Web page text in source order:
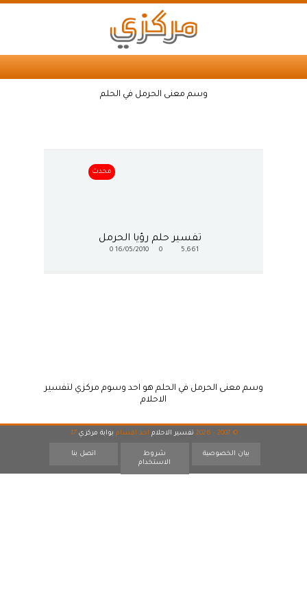
وسم معنى الحرمل في الحلم
محدث
تفسير حلم رؤيا الحرمل
5,661
16/05/2010
0
وسم معنى الحرمل في الحلم هو احد وسوم مركزي لتفسير
الاحلام
© 2007 - 2026 تفسير الاحلام احد اقسام بوابة مركزي 17
بيان الخصوصية
شروط
الاستخدام
اتصل بنا